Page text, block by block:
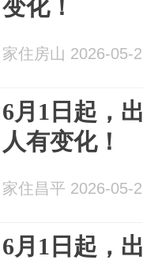
变化！
家住房山 2026-05-
6月1日起，
人有变化！
家住昌平 2026-05-
6月1日起，